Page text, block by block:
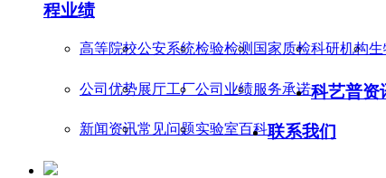
程业绩
高等院校公安系统检验检测 国家质检科研机构生
公司优势展厅工厂公司业绩服务承诺科艺普资
新闻资讯常见问题实验室百科联系我们